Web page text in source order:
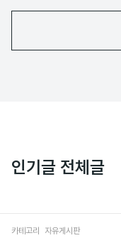
인기글 전체글
카테고리 자유게시판